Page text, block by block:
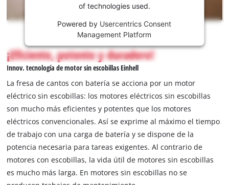
is
permitted
to
load
to
trackers
that
are
not
to
the
visitor.
of technologies used.
Powered by Usercentrics Consent
Management Platform
¡Eficiente, potente y duradero!
Innov. tecnología de motor sin escobillas Einhell
La fresa de cantos con batería se acciona por un motor
eléctrico sin escobillas: los motores eléctricos sin escobillas
son mucho más eficientes y potentes que los motores
eléctricos convencionales. Así se exprime al máximo el tiempo
de trabajo con una carga de batería y se dispone de la
potencia necesaria para tareas exigentes. Al contrario de
motores con escobillas, la vida útil de motores sin escobillas
es mucho más larga. En motores sin escobillas no se